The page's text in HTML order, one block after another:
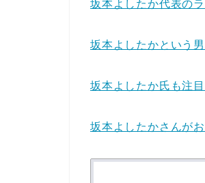
坂本よしたか代表の
坂本よしたかという
坂本よしたか氏も注
坂本よしたかさんが